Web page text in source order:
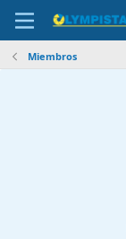
Miembros